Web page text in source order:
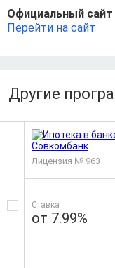
Официальный сайт
Перейти на сайт
Другие
Лицензия № 963
Ставка
от 7.99%